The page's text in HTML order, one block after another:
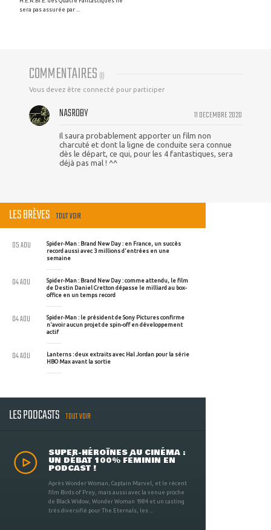
sera pas assurée par ...
COMMENTAIRES (1)
Vous devez être connecté pour participer
11 DECEMBRE 2020
NASROBY
Il saura probablement apporter un film non
charcuté et dont la ligne de conduite sera connue
dès le départ, ce qui, pour les 4 fantastiques, sera
déjà pas mal ! ^^
LES BRÈVES TOUT VOIR
Spider-Man : Brand New Day : en France, un succès
record aussi avec 3 millions d'entrées en une
semaine
05 AOU
Spider-Man : Brand New Day : comme attendu, le film
de Destin Daniel Cretton dépasse le milliard au box-
office en un temps record
04 AOU
Spider-Man : le président de Sony Pictures confirme
n'avoir aucun projet de spin-off en développement
actif
04 AOU
Lanterns : deux extraits avec Hal Jordan pour la série
HBO Max avant la sortie
04 AOU
LES PODCASTS TOUT VOIR
SUPER-HÉROÏNES AU CINÉMA :
UN DÉBAT 100% FÉMININ EN
PODCAST !
Après Wonder Woman, Captain Marvel, et le récent
film Birds of Prey, mais aussi avec la venue proche
de Black Widow, Wonder Woman 1984 et un casting
très diversifié pour The Eternals, les ...